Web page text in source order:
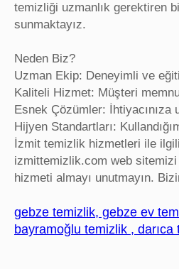
temizliği uzmanlık gerektiren
sunmaktayız.
Neden Biz?
Uzman Ekip: Deneyimli ve
Kaliteli Hizmet: Müşteri
Esnek Çözümler:
Hijyen Standartları:
İzmit temizlik hizmetleri ile
izmittemizlik.com web
hizmeti almayı unutmayın.
gebze temizlik, gebze ev
bayramoğlu temizlik ,